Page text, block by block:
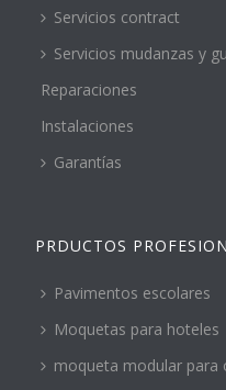
Servicios contract
Servicios mudanzas y
Reparaciones
Instalaciones
Garantías
PRDUCTOS
Pavimentos escolares
Moquetas para hoteles
moqueta modular para